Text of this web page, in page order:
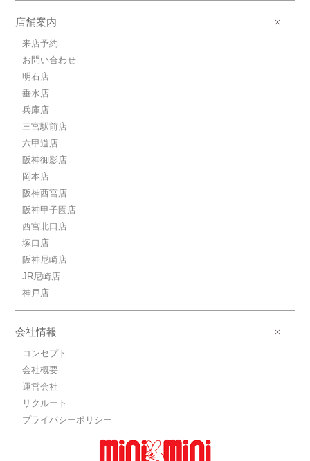
店舗案内
来店予約
お問い合わせ
明石店
垂水店
兵庫店
三宮駅前店
六甲道店
阪神御影店
岡本店
阪神西宮店
阪神甲子園店
西宮北口店
塚口店
阪神尼崎店
JR尼崎店
神戸店
会社情報
コンセプト
会社概要
運営会社
リクルート
プライバシーポリシー